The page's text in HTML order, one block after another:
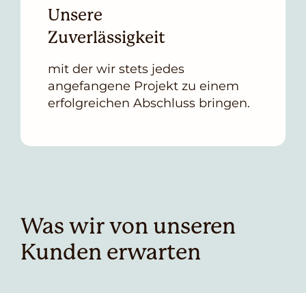
Unsere
Zuverlässigkeit
mit der wir stets jedes
angefangene Projekt zu einem
erfolgreichen Abschluss bringen.
Was wir von unseren
Kunden erwarten